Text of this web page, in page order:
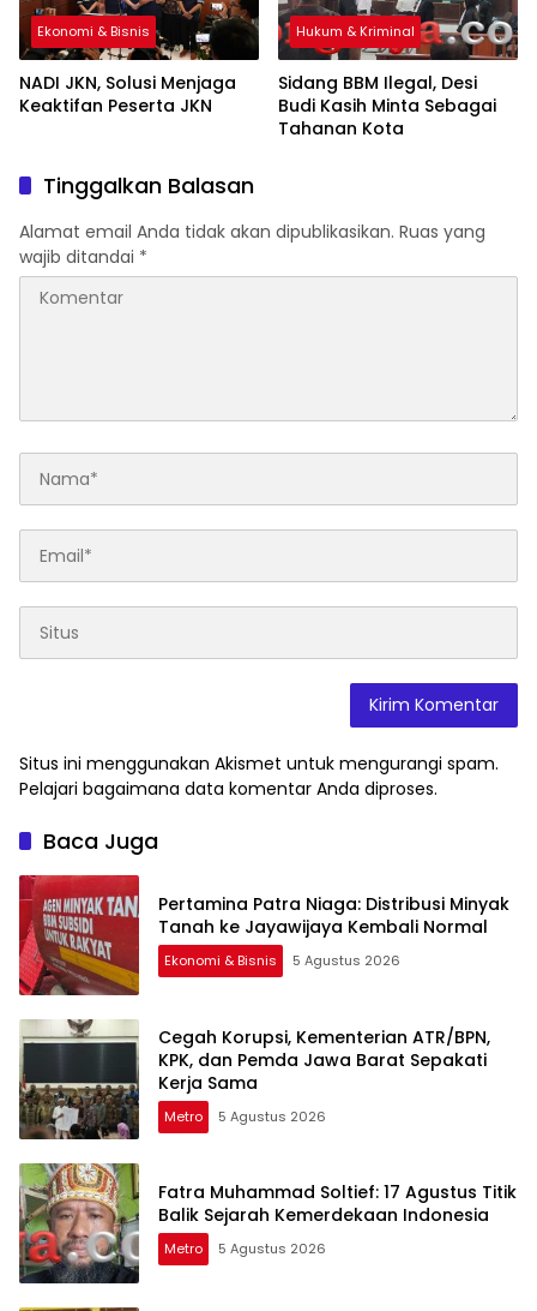
Ekonomi & Bisnis
NADI JKN, Solusi Menjaga
Keaktifan Peserta JKN
Hukum & Kriminal
Sidang BBM Ilegal, Desi
Budi Kasih Minta Sebagai
Tahanan Kota
Tinggalkan Balasan
Alamat email Anda tidak akan dipublikasikan. Ruas yang
wajib ditandai *
Situs ini menggunakan Akismet untuk mengurangi spam.
Pelajari bagaimana data komentar Anda diproses.
Baca Juga
Pertamina Patra Niaga: Distribusi Minyak
Tanah ke Jayawijaya Kembali Normal
Ekonomi & Bisnis 5 Agustus 2026
Cegah Korupsi, Kementerian ATR/BPN,
KPK, dan Pemda Jawa Barat Sepakati
Kerja Sama
Metro 5 Agustus 2026
Fatra Muhammad Soltief: 17 Agustus Titik
Balik Sejarah Kemerdekaan Indonesia
Metro 5 Agustus 2026